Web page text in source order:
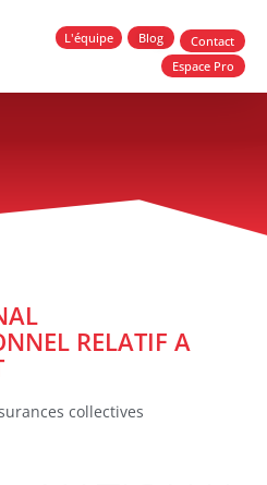
L'équipe Blog
Contact
Espace Pro
RELATIF A
collectives